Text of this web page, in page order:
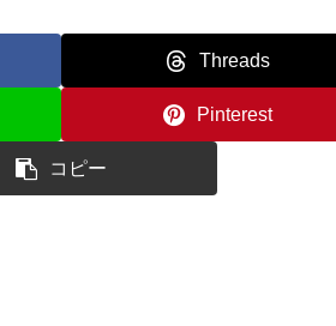
Threads
Pinterest
コピー